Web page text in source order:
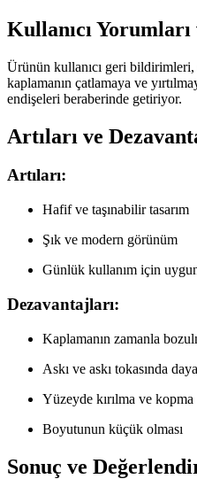
Kullanıcı
Ürünün kullanıcı geri bildirimleri,
kaplamanın çatlamaya ve
endişeleri beraberinde getiriyor.
Artıları ve
Artıları:
Hafif ve taşınabilir tasarım
Şık ve modern görünüm
Günlük kullanım için
Dezavantajları:
Kaplamanın zamanla
Askı ve askı tokasında
Yüzeyde kırılma ve
Boyutunun küçük olması
Sonuç ve